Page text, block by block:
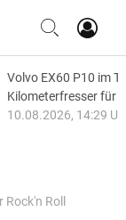
Volvo EX60 P10 im
Kilometerfresser für
10.08.2026, 14:29
Roll